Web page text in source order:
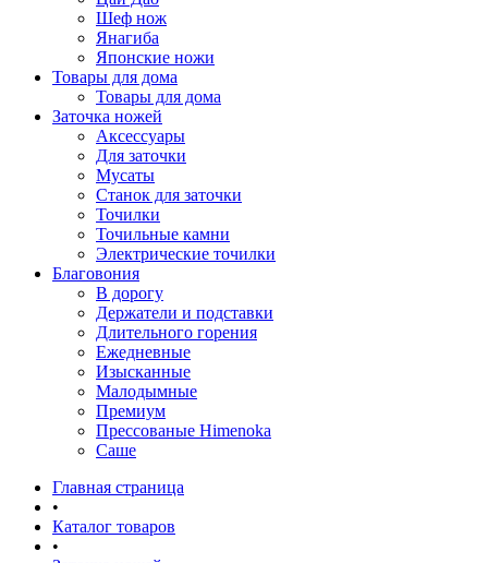
Шеф нож
Янагиба
Японские ножи
Товары для дома
Товары для дома
Заточка ножей
Аксессуары
Для заточки
Мусаты
Станок для заточки
Точилки
Точильные камни
Электрические точилки
Благовония
В дорогу
Держатели и подставки
Длительного горения
Ежедневные
Изысканные
Малодымные
Премиум
Прессованые Himenoka
Саше
Главная страница
•
Каталог товаров
•